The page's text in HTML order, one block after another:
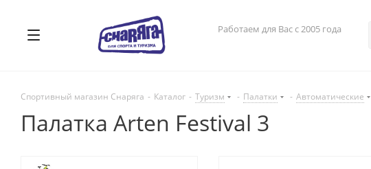
Работаем для Вас с 2005 года
Спортивный магазин Снаряга - Каталог - Туризм - Палатки - Автоматические
Палатка Arten Festival 3